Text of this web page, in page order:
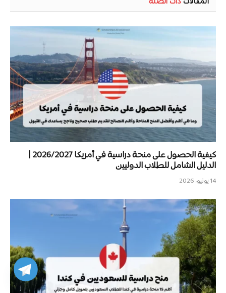
كيفية الحصول على منحة دراسية في أمريكا 2026/2027 |
الدليل الشامل للطلاب الدوليين
14 يونيو، 2026